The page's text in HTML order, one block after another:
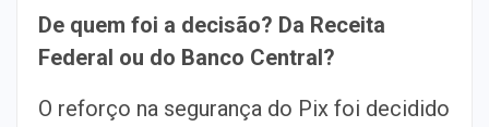
De quem foi a decisão? Da Receita
Federal ou do Banco Central?
O reforço na segurança do Pix foi decidido